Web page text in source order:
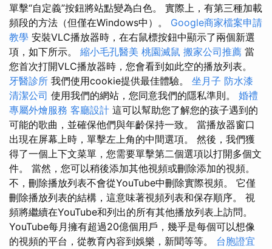
單擊“自定義”按鈕將站點變為白色。 實際上，有第三種加載
頻段的方法（但僅在Windows中）。 Google商家檔案申請
教學 安裝VLC播放器時，在右鼠標按鈕中顯示了兩個新選
項，如下所示。 縮小毛孔醫美 桃園滅鼠 搬家公司推薦 當
您首次打開VLC播放器時，您會看到如此空的播放列表。
牙醫診所 我們使用cookie提供最佳體驗。 坐月子 防水漆
清潔公司 使用我們的網站，您同意我們的隱私準則。 婚禮
專屬外燴服務 客廳設計 這可以幫助您了解您的孩子遇到的
可能的歌曲，並確保他們與年齡保持一致。 當播放器窗口
出現在屏幕上時，單擊左上角的中間選項。 然後，我們獲
得了一個上下文菜單，您需要單擊第二個選項以打開多個文
件。 當然，您可以稍後添加其他視頻或刪除添加的視頻。
不，刪除播放列表不會從YouTube中刪除實際視頻。 它僅
刪除播放列表的結構，這意味著視頻列表和保存順序。 視
頻將繼續在YouTube和列出的所有其他播放列表上訪問。
YouTube每月擁有超過20億個用戶，幾乎是每個可以想像
的視頻的平台，從教育內容到娛樂，新聞等等。 台胞證宜